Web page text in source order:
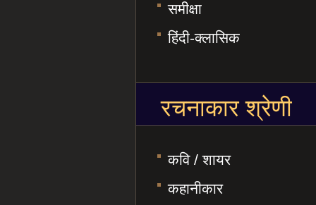
समीक्षा
हिंदी-क्लासिक
रचनाकार श्रेणी
कवि / शायर
कहानीकार